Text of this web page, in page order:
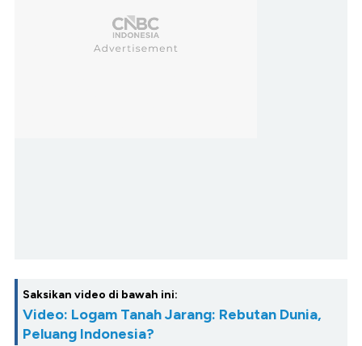
Saksikan video di bawah ini:
Video: Logam Tanah Jarang: Rebutan Dunia,
Peluang Indonesia?